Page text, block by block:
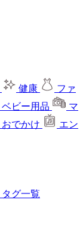
健康
ファ
ベビー用品
マ
おでかけ
エン
タグ一覧